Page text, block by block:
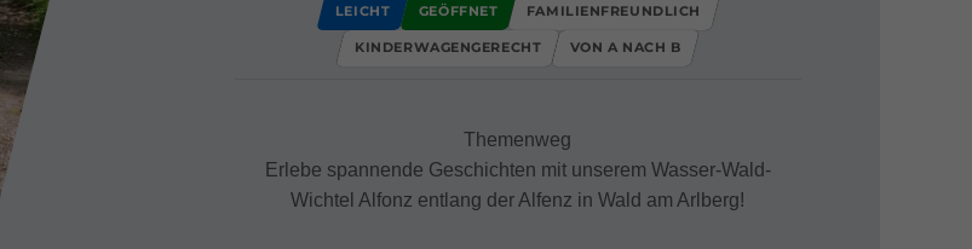
LEICHT GEÖFFNET FAMILIENFREUNDLICH
KINDERWAGENGERECHT VON A NACH B
Themenweg
Erlebe spannende Geschichten mit unserem Wasser-Wald-
Wichtel Alfonz entlang der Alfenz in Wald am Arlberg!